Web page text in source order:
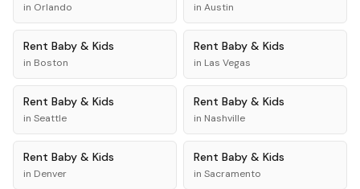
in Orlando in Austin
Rent Baby & Kids
in Boston
Rent Baby & Kids
in Las Vegas
Rent Baby & Kids
in Seattle
Rent Baby & Kids
in Nashville
Rent Baby & Kids
in Denver
Rent Baby & Kids
in Sacramento